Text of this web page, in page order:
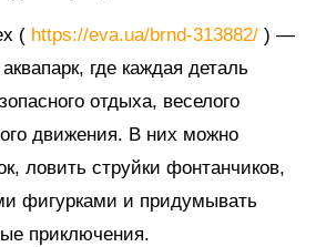
( https://eva.ua/brnd-313882/ ) —
где каждая деталь
отдыха, веселого
движения. В них можно
ловить струйки фонтанчиков,
фигурками и придумывать
приключения.